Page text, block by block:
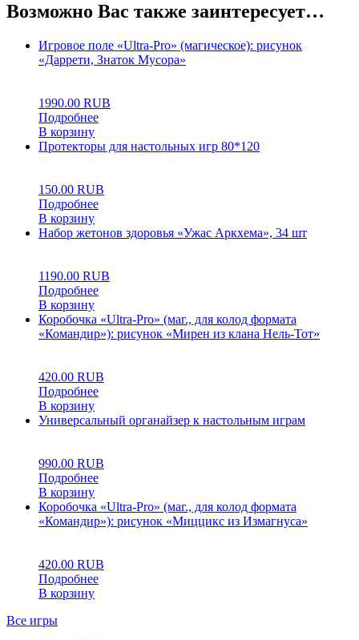
Возможно Вас также заинтересует…
Игровое поле «Ultra-Pro» (магическое): рисунок
«Даррети, Знаток Мусора»
1990.00 RUB
Подробнее
В корзину
Протекторы для настольных игр 80*120
150.00 RUB
Подробнее
В корзину
Набор жетонов здоровья «Ужас Аркхема», 34 шт
1190.00 RUB
Подробнее
В корзину
Коробочка «Ultra-Pro» (маг., для колод формата
«Командир»): рисунок «Мирен из клана Нель-Тот»
420.00 RUB
Подробнее
В корзину
Универсальный органайзер к настольным играм
990.00 RUB
Подробнее
В корзину
Коробочка «Ultra-Pro» (маг., для колод формата
«Командир»): рисунок «Миццикс из Измагнуса»
420.00 RUB
Подробнее
В корзину
Все игры